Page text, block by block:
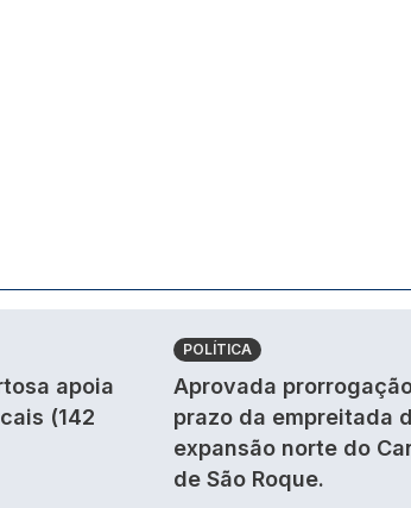
apoia
(142
POLÍTICA
Aprovada
prazo da empreitada
expansão norte do
de São Roque.